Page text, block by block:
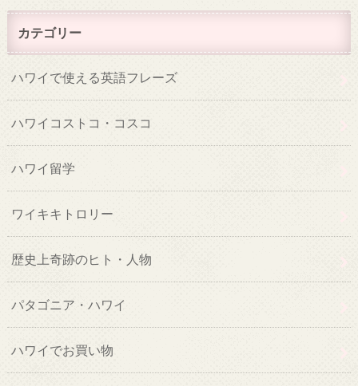
カテゴリー
ハワイで使える英語フレーズ
ハワイコストコ・コスコ
ハワイ留学
ワイキキトロリー
歴史上奇跡のヒト・人物
パタゴニア・ハワイ
ハワイでお買い物